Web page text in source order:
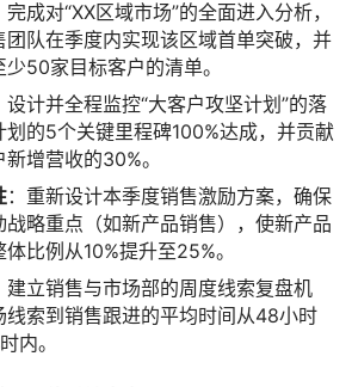
完成对“XX区域市场”的全面进入分析，
团队在季度内实现该区域首单突破，并
50家目标客户的清单。
设计并全程监控“大客户攻坚计划”的落
划的5个关键里程碑100%达成，并贡献
增营收的30%。
：重新设计本季度销售激励方案，确保
战略重点（如新产品销售），使新产品
比例从10%提升至25%。
建立销售与市场部的周度线索复盘机
线索到销售跟进的平均时间从48小时
内。